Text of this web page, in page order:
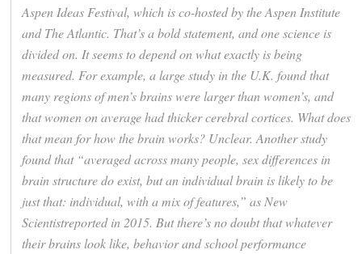
Aspen Ideas Festival, which is co-hosted by the Aspen Institute
and The Atlantic. That’s a bold statement, and one science is
divided on. It seems to depend on what exactly is being
measured. For example, a large study in the U.K. found that
many regions of men’s brains were larger than women’s, and
that women on average had thicker cerebral cortices. What does
that mean for how the brain works? Unclear. Another study
found that “averaged across many people, sex differences in
brain structure do exist, but an individual brain is likely to be
just that: individual, with a mix of features,” as New
Scientistreported in 2015. But there’s no doubt that whatever
their brains look like, behavior and school performance